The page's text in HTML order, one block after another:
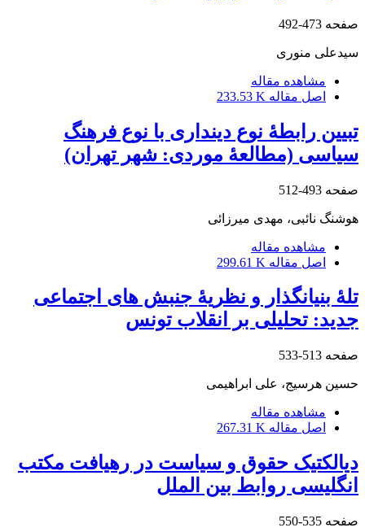
صفحه 473-492
سیدعلی منوری
مشاهده مقاله
اصل مقاله 233.53 K
تبیین رابطۀ نوع دینداری با نوع فرهنگ
سیاسی (مطالعۀ موردی: شهر تهران)
صفحه 493-512
هوشنگ نائبی، مهدی میرزائی
مشاهده مقاله
اصل مقاله 299.61 K
تلۀ بنیانگذار و نظریۀ جنبش های اجتماعی
جدید: تحلیلی بر انقلاب تونس
صفحه 513-533
حسین هرسیج، علی ابراهیمی
مشاهده مقاله
اصل مقاله 267.31 K
دیالکتیک حقوق و سیاست در رهیافت مکتب
انگلیسی روابط بین الملل
صفحه 535-550